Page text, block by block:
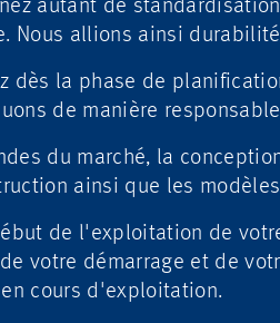
autant de
Nous allions ainsi
dès la phase de
de manière
du marché, la
ainsi que les
de l'exploitation de
votre démarrage et de
cours d'exploitation.